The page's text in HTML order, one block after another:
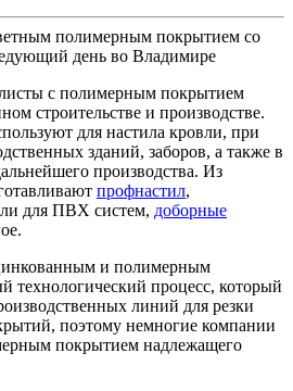
полимерным покрытием со
день во Владимире
с полимерным покрытием
строительстве и производстве.
для настила кровли, при
зданий, заборов, а также в
производства. Из
профнастил,
для ПВХ систем, доборные
и полимерным
технологический процесс, который
линий для резки
поэтому немногие компании
покрытием надлежащего